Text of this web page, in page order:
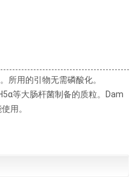
所用的引物无需磷酸化。
等大肠杆菌制备的质粒。
Dam
用 。